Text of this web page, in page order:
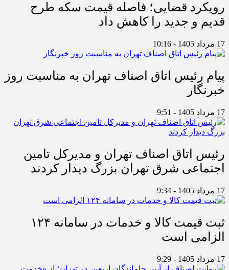
رویکرد قضایی؛ فاصله قیمت سکه طرح
قدیم و جدید را کاهش داد
17 مرداد 1405 - 10:16
پیام رئیس اتاق اصناف تهران به مناسبت روز
خبرنگار
17 مرداد 1405 - 9:51
رئیس اتاق اصناف تهران و مدیرکل تامین
اجتماعی شرق تهران بزرگ دیدار کردند
17 مرداد 1405 - 9:34
ثبت قیمت کالا و خدمات در سامانه ۱۲۴
الزامی است
17 مرداد 1405 - 9:29